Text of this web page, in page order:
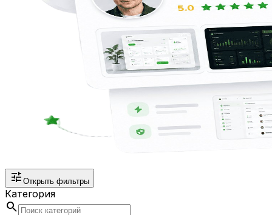
tune Открыть фильтры
Категория
search